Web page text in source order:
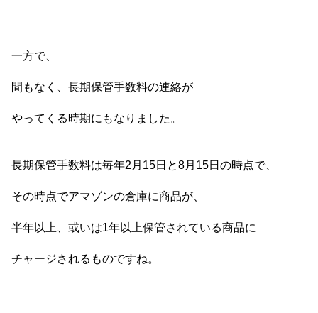
一方で、
間もなく、長期保管手数料の連絡が
やってくる時期にもなりました。
長期保管手数料は毎年2月15日と8月15日の時点で、
その時点でアマゾンの倉庫に商品が、
半年以上、或いは1年以上保管されている商品に
チャージされるものですね。